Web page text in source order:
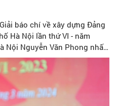
báo chí về xây dựng Đảng
Hà Nội lần thứ VI - năm
Nội Nguyễn Văn Phong nhấn
nội dung quan trọng của
hệ thống chính trị thành